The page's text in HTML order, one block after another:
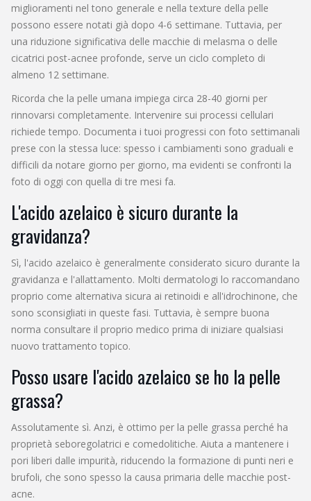
miglioramenti nel tono generale e nella texture della pelle
possono essere notati già dopo 4-6 settimane. Tuttavia, per
una riduzione significativa delle macchie di melasma o delle
cicatrici post-acnee profonde, serve un ciclo completo di
almeno 12 settimane.
Ricorda che la pelle umana impiega circa 28-40 giorni per
rinnovarsi completamente. Intervenire sui processi cellulari
richiede tempo. Documenta i tuoi progressi con foto settimanali
prese con la stessa luce: spesso i cambiamenti sono graduali e
difficili da notare giorno per giorno, ma evidenti se confronti la
foto di oggi con quella di tre mesi fa.
L'acido azelaico è sicuro durante la
gravidanza?
Sì, l'acido azelaico è generalmente considerato sicuro durante la
gravidanza e l'allattamento. Molti dermatologi lo raccomandano
proprio come alternativa sicura ai retinoidi e all'idrochinone, che
sono sconsigliati in queste fasi. Tuttavia, è sempre buona
norma consultare il proprio medico prima di iniziare qualsiasi
nuovo trattamento topico.
Posso usare l'acido azelaico se ho la pelle
grassa?
Assolutamente sì. Anzi, è ottimo per la pelle grassa perché ha
proprietà seboregolatrici e comedolitiche. Aiuta a mantenere i
pori liberi dalle impurità, riducendo la formazione di punti neri e
brufoli, che sono spesso la causa primaria delle macchie post-
acne.